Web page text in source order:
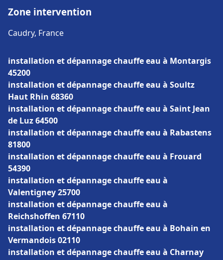
Zone intervention
Caudry, France
installation et dépannage chauffe eau à Montargis
45200
installation et dépannage chauffe eau à Soultz
Haut Rhin 68360
installation et dépannage chauffe eau à Saint Jean
de Luz 64500
installation et dépannage chauffe eau à Rabastens
81800
installation et dépannage chauffe eau à Frouard
54390
installation et dépannage chauffe eau à
Valentigney 25700
installation et dépannage chauffe eau à
Reichshoffen 67110
installation et dépannage chauffe eau à Bohain en
Vermandois 02110
installation et dépannage chauffe eau à Charnay